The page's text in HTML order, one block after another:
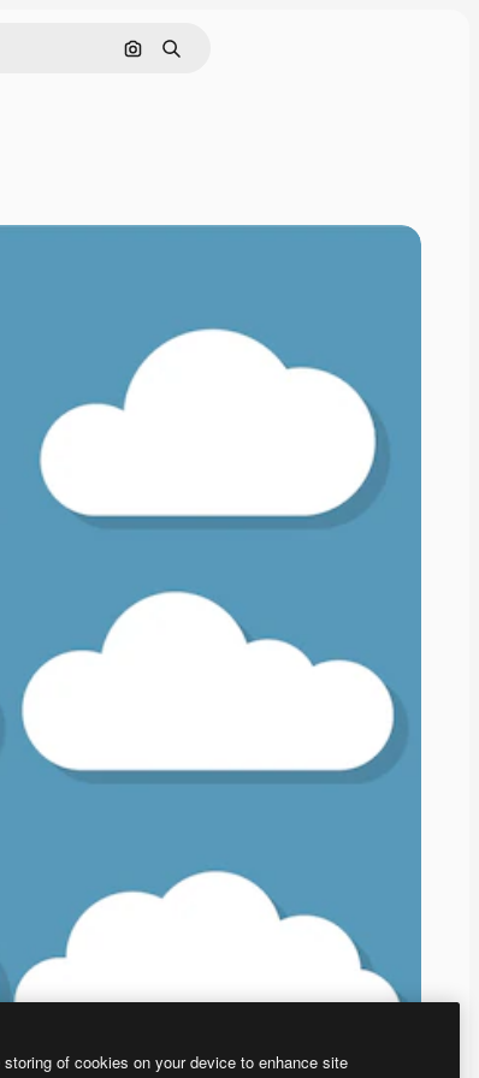
画像で検索
検索
of cookies on your device to enhance site